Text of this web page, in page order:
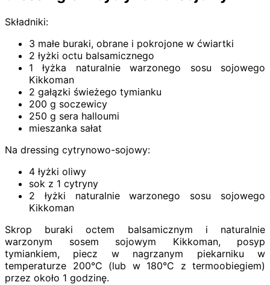
Składniki:
3 małe buraki, obrane i pokrojone w ćwiartki
2 łyżki octu balsamicznego
1 łyżka naturalnie warzonego sosu sojowego
Kikkoman
2 gałązki świeżego tymianku
200 g soczewicy
250 g sera halloumi
mieszanka sałat
Na dressing cytrynowo-sojowy:
4 łyżki oliwy
sok z 1 cytryny
2 łyżki naturalnie warzonego sosu sojowego
Kikkoman
Skrop buraki octem balsamicznym i naturalnie
warzonym sosem sojowym Kikkoman, posyp
tymiankiem, piecz w nagrzanym piekarniku w
temperaturze 200°C (lub w 180°C z termoobiegiem)
przez około 1 godzinę.